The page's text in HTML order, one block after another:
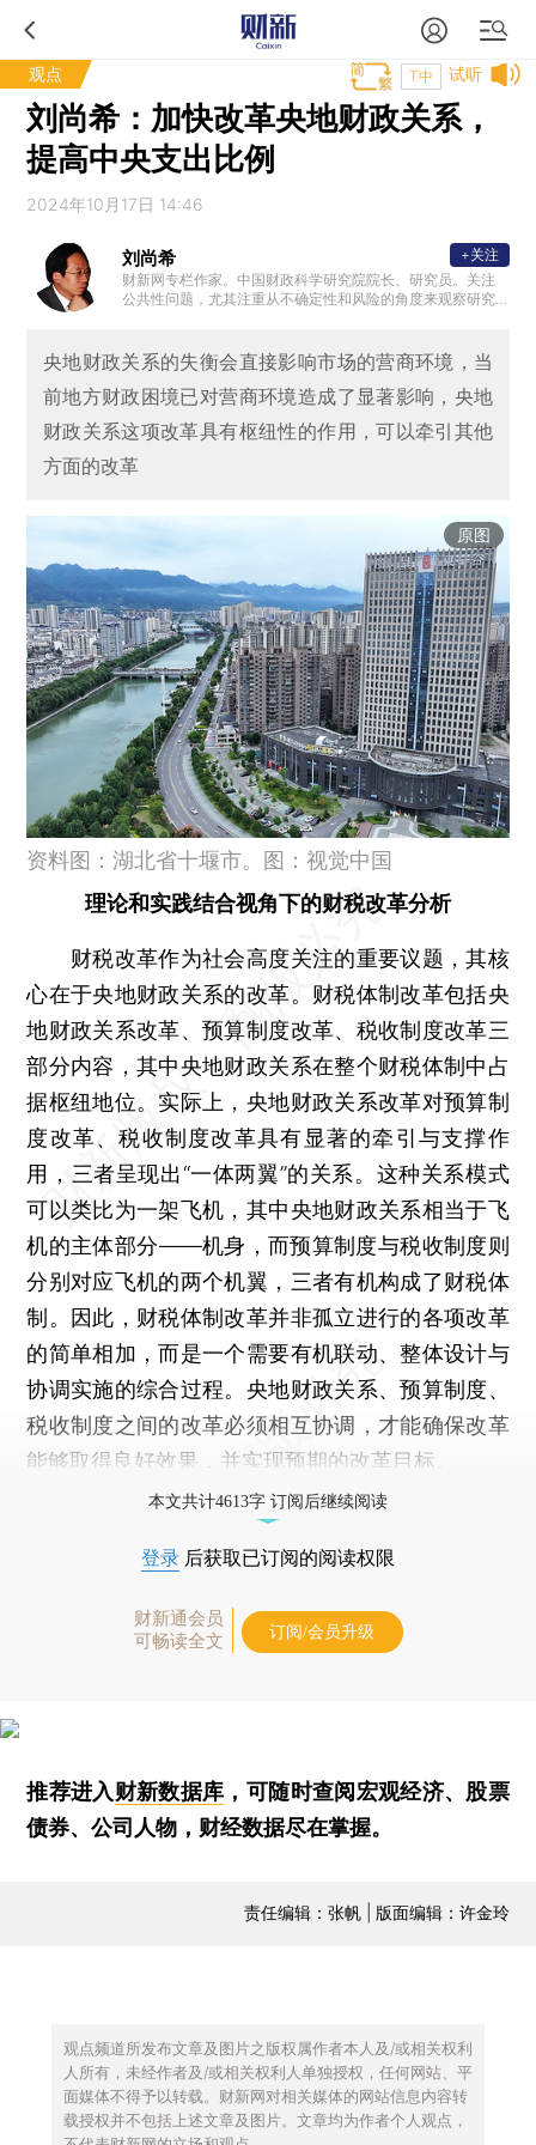
观点 试听
T中
刘尚希：加快改革央地财政关系，
提高中央支出比例
2024年10月17日 14:46
刘尚希
财新网专栏作家。中国财政科学研究院院长、研究员。关注
公共性问题，尤其注重从不确定性和风险的角度来观察研究
+关注
央地财政关系的失衡会直接影响市场的营商环境，当
前地方财政困境已对营商环境造成了显著影响，央地
财政关系这项改革具有枢纽性的作用，可以牵引其他
方面的改革
原图
资料图：湖北省十堰市。图：视觉中国
理论和实践结合视角下的财税改革分析
财税改革作为社会高度关注的重要议题，其核
心在于央地财政关系的改革。财税体制改革包括央
地财政关系改革、预算制度改革、税收制度改革三
部分内容，其中央地财政关系在整个财税体制中占
据枢纽地位。实际上，央地财政关系改革对预算制
度改革、税收制度改革具有显著的牵引与支撑作
用，三者呈现出“一体两翼”的关系。这种关系模式
可以类比为一架飞机，其中央地财政关系相当于飞
机的主体部分——机身，而预算制度与税收制度则
分别对应飞机的两个机翼，三者有机构成了财税体
制。因此，财税体制改革并非孤立进行的各项改革
的简单相加，而是一个需要有机联动、整体设计与
协调实施的综合过程。央地财政关系、预算制度、
税收制度之间的改革必须相互协调，才能确保改革
能够取得良好效果，并实现预期的改革目标。
本文共计4613字 订阅后继续阅读
登录 后获取已订阅的阅读权限
财新通会员
可畅读全文
订阅/会员升级
推荐进入财新数据库 ，可随时查阅宏观经济、股票
债券、公司人物，财经数据尽在掌握。
责任编辑：张帆 | 版面编辑：许金玲
观点频道所发布文章及图片之版权属作者本人及/或相关权利
人所有，未经作者及/或相关权利人单独授权，任何网站、平
面媒体不得予以转载。财新网对相关媒体的网站信息内容转
载授权并不包括上述文章及图片。文章均为作者个人观点，